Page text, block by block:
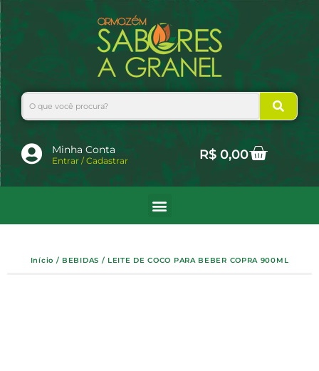
para
o
conteúdo
Search
Minha Conta
Entrar / Cadastrar R$0,00Cart
Início / BEBIDAS / LEITE DE COCO PARA BEBER COPRA 900ML